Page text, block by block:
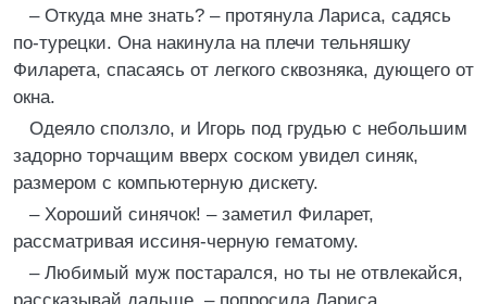
– Откуда мне знать? – протянула Лариса, садясь
по-турецки. Она накинула на плечи тельняшку
Филарета, спасаясь от легкого сквозняка, дующего от
окна.
Одеяло сползло, и Игорь под грудью с небольшим
задорно торчащим вверх соском увидел синяк,
размером с компьютерную дискету.
– Хороший синячок! – заметил Филарет,
рассматривая иссиня-черную гематому.
– Любимый муж постарался, но ты не отвлекайся,